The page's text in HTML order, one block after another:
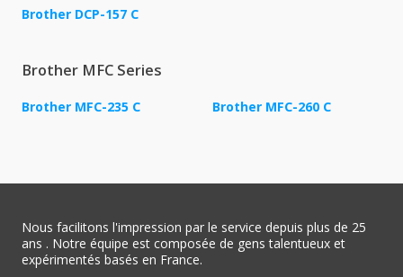
Brother DCP-157 C
Brother MFC Series
Brother MFC-235 C Brother MFC-260 C
Nous facilitons l'impression par le service depuis plus de 25
ans . Notre équipe est composée de gens talentueux et
expérimentés basés en France.